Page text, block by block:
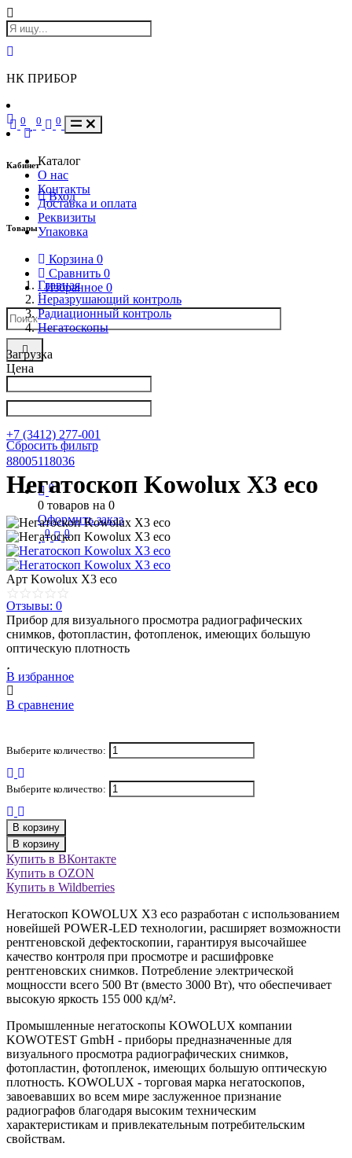
НК ПРИБОР
Кабинет
Вход
Товары
Корзина 0
Сравнить 0
Избранное 0
Написать в Телеграм
+7 (3412) 277-001
88005118036
0
0 товаров на 0
Оформить заказ
0 0
0 0 0
Каталог
О нас
Контакты
Доставка и оплата
Реквизиты
Упаковка
Главная
Неразрушающий контроль
Радиационный контроль
Негатоскопы
Загрузка
Цена
Сбросить фильтр
Негатоскоп Kowolux X3 eco
Арт Kowolux X3 eco
Отзывы: 0
Прибор для визуального просмотра радиографических
снимков, фотопластин, фотопленок, имеющих большую
оптическую плотность
В избранное
В сравнение
Выберите количество:
Выберите количество:
В корзину
В корзину
Купить в ВКонтакте
Купить в OZON
Купить в Wildberries
Негатоскоп KOWOLUX Х3 eco разработан с использованием
новейшей POWER-LED технологии, расширяет возможности
рентгеновской дефектоскопии, гарантируя высочайшее
качество контроля при просмотре и расшифровке
рентгеновских снимков. Потребление электрической
мощноссти всего 500 Вт (вместо 3000 Вт), что обеспечивает
высокую яркость 155 000 кд/м².
Промышленные негатоскопы KOWOLUX компании
KOWOTEST GmbH - приборы предназначенные для
визуального просмотра радиографических снимков,
фотопластин, фотопленок, имеющих большую оптическую
плотность. KOWOLUX - торговая марка негатоскопов,
завоевавших во всем мире заслуженное признание
радиографов благодаря высоким техническим
характеристикам и привлекательным потребительским
свойствам.